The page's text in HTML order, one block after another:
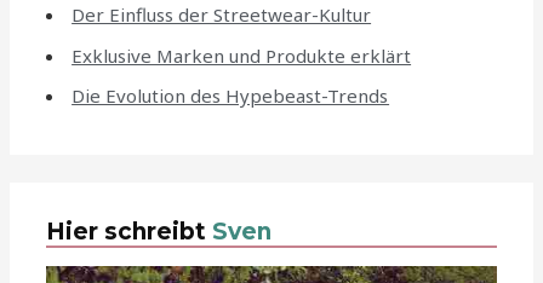
Der Einfluss der Streetwear-Kultur
Exklusive Marken und Produkte erklärt
Die Evolution des Hypebeast-Trends
Hier schreibt Sven